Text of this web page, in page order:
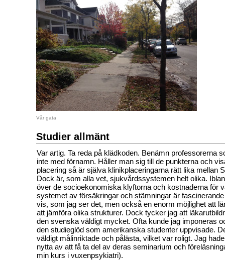
Vår gata
Studier allmänt
Var artig. Ta reda på klädkoden. Benämn professorerna
inte med förnamn. Håller man sig till de punkterna och
placering så är själva klinikplaceringarna rätt lika mellan
Dock är, som alla vet, sjukvårdssystemen helt olika.
över de socioekonomiska klyftorna och kostnaderna för
systemet av försäkringar och stämningar är
vis, som jag ser det, men också en enorm möjlighet att
att jämföra olika strukturer. Dock tycker jag att
den svenska väldigt mycket. Ofta kunde jag imponeras
den studieglöd som amerikanska studenter uppvisade.
väldigt målinriktade och pålästa, vilket var roligt. Jag
nytta av att få ta del av deras seminarium och
min kurs i vuxenpsykiatri).